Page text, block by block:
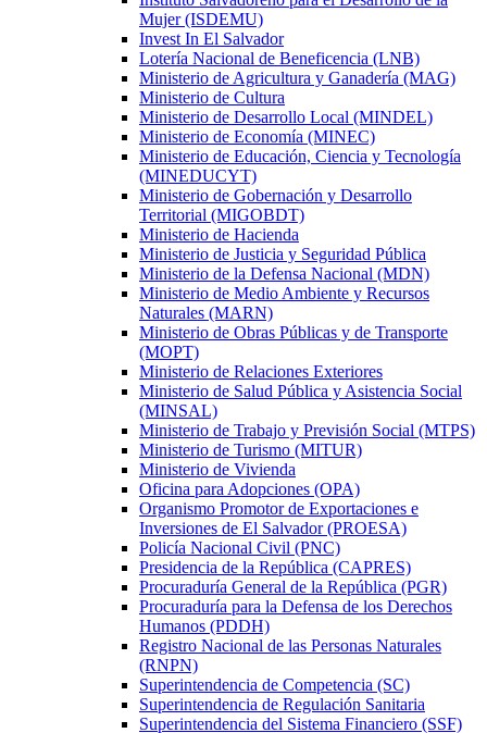
Mujer (ISDEMU)
Invest In El Salvador
Lotería Nacional de Beneficencia (LNB)
Ministerio de Agricultura y Ganadería (MAG)
Ministerio de Cultura
Ministerio de Desarrollo Local (MINDEL)
Ministerio de Economía (MINEC)
Ministerio de Educación, Ciencia y Tecnología
(MINEDUCYT)
Ministerio de Gobernación y Desarrollo
Territorial (MIGOBDT)
Ministerio de Hacienda
Ministerio de Justicia y Seguridad Pública
Ministerio de la Defensa Nacional (MDN)
Ministerio de Medio Ambiente y Recursos
Naturales (MARN)
Ministerio de Obras Públicas y de Transporte
(MOPT)
Ministerio de Relaciones Exteriores
Ministerio de Salud Pública y Asistencia Social
(MINSAL)
Ministerio de Trabajo y Previsión Social (MTPS)
Ministerio de Turismo (MITUR)
Ministerio de Vivienda
Oficina para Adopciones (OPA)
Organismo Promotor de Exportaciones e
Inversiones de El Salvador (PROESA)
Policía Nacional Civil (PNC)
Presidencia de la República (CAPRES)
Procuraduría General de la República (PGR)
Procuraduría para la Defensa de los Derechos
Humanos (PDDH)
Registro Nacional de las Personas Naturales
(RNPN)
Superintendencia de Competencia (SC)
Superintendencia de Regulación Sanitaria
Superintendencia del Sistema Financiero (SSF)